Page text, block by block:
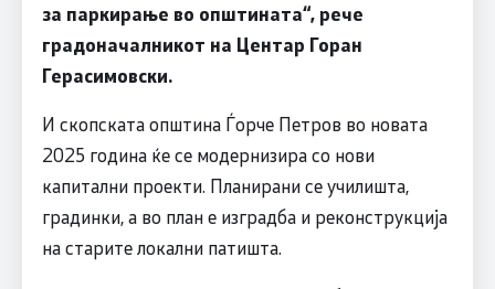
за паркирање во општината“, рече
градоначалникот на Центар Горан
Герасимовски.
И скопската општина Ѓорче Петров во новата
2025 година ќе се модернизира со нови
капитални проекти. Планирани се училишта,
градинки, а во план е изградба и реконструкција
на старите локални патишта.